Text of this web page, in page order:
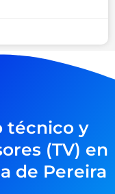
técnico y
(TV) en
de Pereira